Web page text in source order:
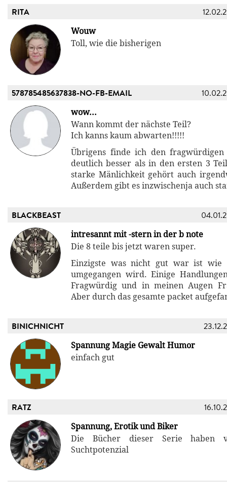
RITA
Wouw
Toll, wie die bisherigen
578785485637838-NO-FB-EMAIL
wow...
Wann kommt der nächste Teil?
Ich kanns kaum abwarten!!!!!
Übrigens finde ich den fragwürdigen
deutlich besser als in den ersten 3
starke Mänlichkeit gehört auch
Außerdem gibt es inzwischenja auch
BLACKBEAST
intresannt mit -stern in der b note
Die 8 teile bis jetzt waren super.
Einzigste was nicht gut war ist wie
umgegangen wird. Einige
Fragwürdig und in meinen Augen
Aber durch das gesamte packet
BINICHNICHT
Spannung Magie Gewalt Humor
einfach gut
RATZ
Spannung, Erotik und Biker
Die Bücher dieser Serie haben
Suchtpotenzial